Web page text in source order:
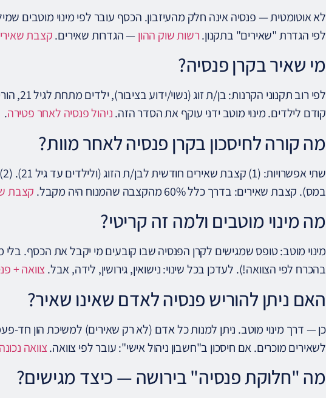
לא אוטומטית — פנסיה אינה חלק מהעיזבון. הכסף עובר לפי מינוי מוטבים
לפי הגדרת "שאירים" בתקנון.רשות שוק ההון — הגדרות שאירים.קצבת
מי שאיר בקרן פנסיה?
לפי רוב
קודם לילדים. מינוי מוטב ידני עוקף את הסדר הזה.ניהול פנסיה לאחר פטירה.
מה קורה לחיסכון בקרן פנסיה לאחר מוות?
במס). קצבת שאירים: בדרך כלל 60% מהקצבה שהמנוח היה מקבל.
קצבת
מה מינוי מוטבים ולמה זה קריטי?
מינוי מוטב: טופס שמגישים לקרן הפנסיה שבו קובעים מי יקבל את הכסף. בלי
בהכרח לפי הצוואה!). לעדכן בכל שינוי: נישואין, גירושין, לידה, אבל. צוואה +
האם ניתן להוריש פנסיה לאדם שאינו שאיר?
כן — דרך מינוי מוטב. ניתן למנות כל אדם (לא רק שאירים) למשיכת הון
לשאירים מוכרים. אם חיסכון ב"חשבון ניהול אישי": עובר לפי צוואה.צוואה נכונה
מה "חלוקת פנסיה" בירושה — כיצד מגישים?